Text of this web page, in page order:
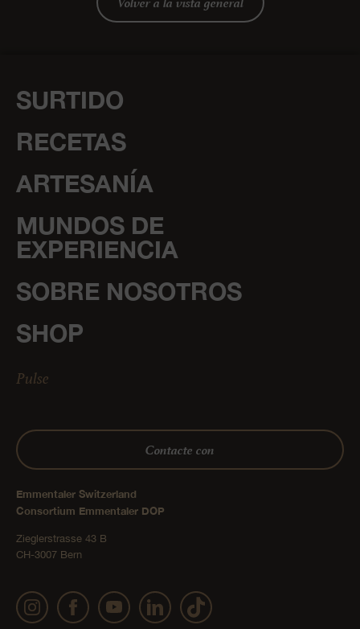
SURTIDO
RECETAS
ARTESANÍA
MUNDOS DE
EXPERIENCIA
SOBRE NOSOTROS
SHOP
Pulse
Contacte con
Emmentaler Switzerland
Consortium Emmentaler DOP
Zieglerstrasse 43 B
CH-3007 Bern